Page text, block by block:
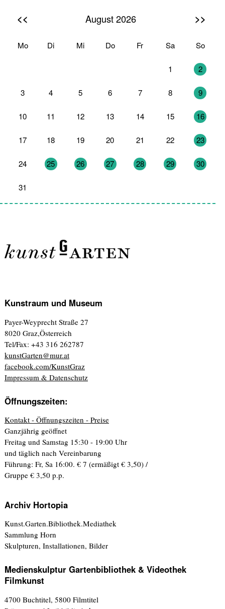
<< August 2026 >>
Mo Di Mi Do Fr Sa So
1 2
3 4 5 6 7 8 9
10 11 12 13 14 15 16
17 18 19 20 21 22 23
24 25 26 27 28 29 30
31
Kunstraum und Museum
Payer-Weyprecht Straße 27
8020 Graz,Österreich
Tel/Fax: +43 316 262787
kunstGarten@mur.at
facebook.com/KunstGraz
Impressum & Datenschutz
Öffnungszeiten:
Kontakt - Öffnungszeiten - Preise
Ganzjährig geöffnet
Freitag und Samstag 15:30 - 19:00 Uhr
und täglich nach Vereinbarung
Führung: Fr, Sa 16:00. € 7 (ermäßigt € 3,50) /
Gruppe € 3,50 p.p.
Archiv Hortopia
Kunst.Garten.Bibliothek.Mediathek
Sammlung Horn
Skulpturen, Installationen, Bilder
Medienskulptur Gartenbibliothek & Videothek
Filmkunst
4700 Buchtitel, 5800 Filmtitel